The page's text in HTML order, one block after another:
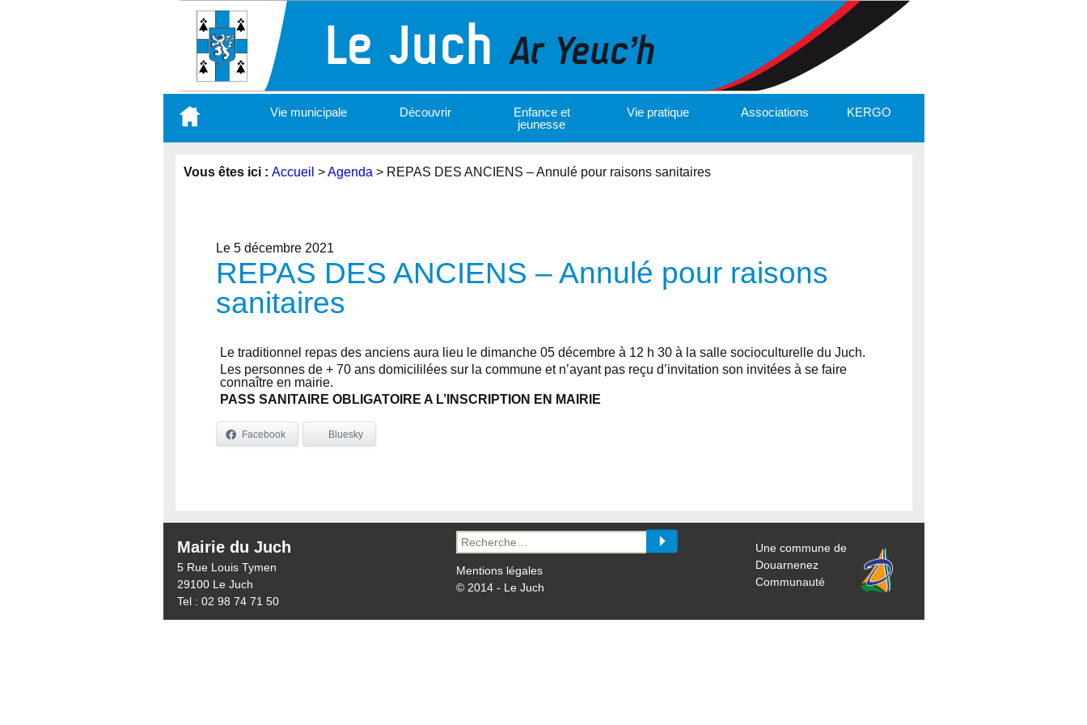
contenu
Vie municipale Découvrir
Enfance et
jeunesse
Vie pratique Associations KERGO
Vous êtes ici : Accueil >Agenda > REPAS DES ANCIENS – Annulé pour raisons sanitaires
Le 5 décembre 2021
REPAS DES ANCIENS – Annulé pour raisons
sanitaires
Le traditionnel repas des anciens aura lieu le dimanche 05 décembre à 12 h 30 à la salle socioculturelle du Juch.
Les personnes de + 70 ans domicililées sur la commune et n’ayant pas reçu d’invitation son invitées à se faire
connaître en mairie.
PASS SANITAIRE OBLIGATOIRE A L’INSCRIPTION EN MAIRIE
Facebook Bluesky
Mairie du Juch
5 Rue Louis Tymen
29100 Le Juch
Tel : 02 98 74 71 50
Recherche
pour :
Mentions légales
© 2014 - Le Juch
Une commune de
Douarnenez
Communauté